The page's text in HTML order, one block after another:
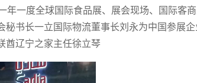
一度全球国际食品展、展会现场、国际客
书长一立国际物流董事长刘永为中国参展
酋辽宁之家主任徐立琴